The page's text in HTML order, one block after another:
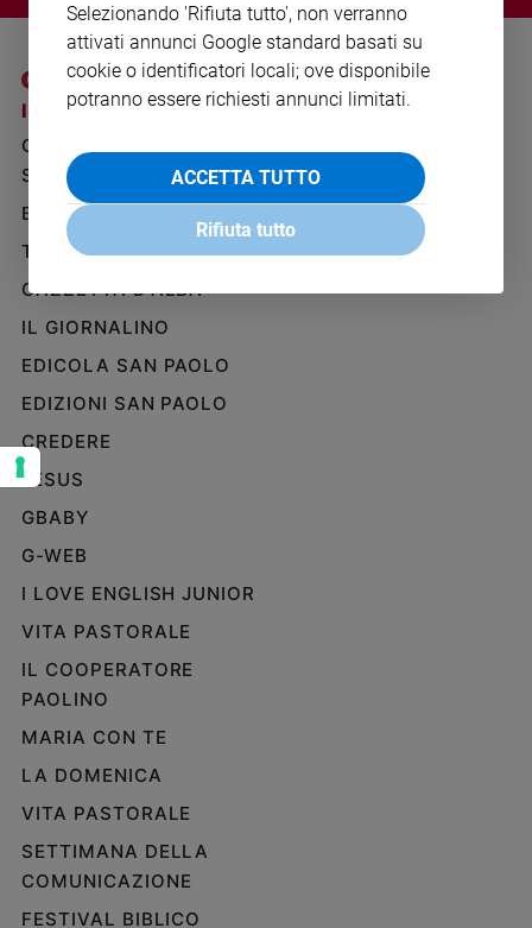
Aziende
valore
Caso
settimana
Migranti
Diversità
inclusione
Costume
e
2026
Cinema,
streaming
Libri
Famiglia
educazione
Genitori
e
Nonni
Coppia
Scuola
I SITI SAN PAOLO
GRUPPO EDITORIALE
SAN PAOLO
BENESSERE
TELENOVA
GAZZETTA D'ALBA
IL GIORNALINO
EDICOLA SAN PAOLO
EDIZIONI SAN PAOLO
CREDERE
JESUS
GBABY
G-WEB
I LOVE ENGLISH JUNIOR
VITA PASTORALE
IL COOPERATORE
PAOLINO
MARIA CON TE
LA DOMENICA
VITA PASTORALE
SETTIMANA DELLA
COMUNICAZIONE
FESTIVAL BIBLICO
NOTE LEGALI
INFORMATIVA
WHISTLEBLOWING
SOCIAL
Selezionando 'Rifiuta tutto', non verranno
attivati annunci Google standard basati su
cookie o identificatori locali; ove disponibile
potranno essere richiesti annunci limitati.
ACCETTA TUTTO
Rifiuta tutto